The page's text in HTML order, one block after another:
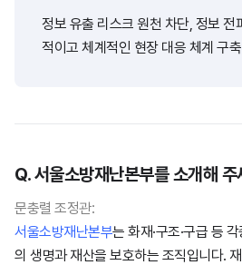
정보 유출 리스크 원천 차단, 정보 전
적이고 체계적인 현장 대응 체계 구축
Q. 서울소방재난본부를 소개해 주
문충렬 조정관:
서울소방재난본부는 화재·구조·구급 등
의 생명과 재산을 보호하는 조직입니다.